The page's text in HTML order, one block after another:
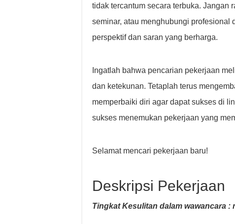
tidak tercantum secara terbuka. Jangan
seminar, atau menghubungi profesional
perspektif dan saran yang berharga.
Ingatlah bahwa pencarian pekerjaan
dan ketekunan. Tetaplah terus
memperbaiki diri agar dapat sukses di
sukses menemukan pekerjaan yang
Selamat mencari pekerjaan baru!
Deskripsi Pekerjaan
Tingkat Kesulitan dalam wawancara :